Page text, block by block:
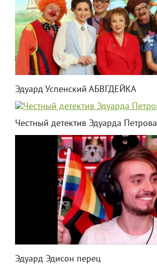
Эдуард Успенский АБВГДЕЙКА
Честный детектив Эдуарда Петрова
Эдуард Эдисон перец